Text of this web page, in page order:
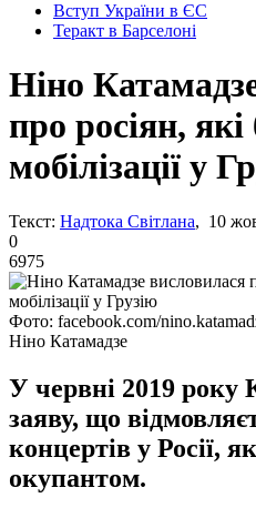
Вступ України в ЄС
Теракт в Барселоні
Ніно
про росіян, які
мобілізації у
Текст: Надтока Світлана, 10
0
6975
Фото: facebook.com/
Ніно Катамадзе
У червні 2019 року
заяву, що
концертів у Росії,
окупантом.